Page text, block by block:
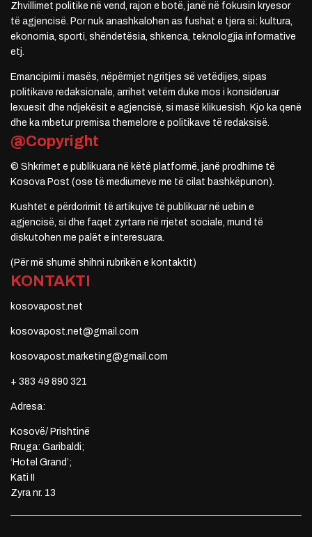
Zhvillimet politike në vend, rajon e botë, janë në fokusin kryesor
të agjencisë. Por nuk anashkalohen as fushat e tjera si: kultura,
ekonomia, sporti, shëndetësia, shkenca, teknologjia informative
etj.
Emancipimi i masës, nëpërmjet ngritjes së vetëdijes, sipas
politikave redaksionale, arrihet vetëm duke mos i konsideruar
lexuesit dhe ndjekësit e agjencisë, si masë klikuesish. Kjo ka qenë
dhe ka mbetur premisa themelore e politikave të redaksisë.
@Copyright
© Shkrimet e publikuara në këtë platformë, janë prodhime të
Kosova Post (ose të mediumeve me të cilat bashkëpunon).
Kushtet e përdorimit të artikujve të publikuar në uebin e
agjencisë, si dhe faqet zyrtare në rrjetet sociale, mund të
diskutohen me palët e interesuara.
(Për më shumë shihni rubrikën e kontaktit)
KONTAKTI
kosovapost.net
kosovapost.net@gmail.com
kosovapost.marketing@gmail.com
+ 383 49 890 321
Adresa:
Kosovë/ Prishtinë
Rruga: Garibaldi;
‘Hotel Grand’;
Kati II
Zyra nr. 13